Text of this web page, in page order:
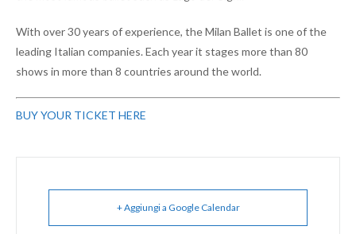
With over 30 years of experience, the Milan Ballet is one of the
leading Italian companies. Each year it stages more than 80
shows in more than 8 countries around the world.
BUY YOUR TICKET HERE
+ Aggiungi a Google Calendar